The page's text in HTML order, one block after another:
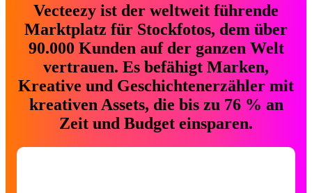
Vecteezy ist der weltweit führende
Marktplatz für Stockfotos, dem über
90.000 Kunden auf der ganzen Welt
vertrauen. Es befähigt Marken,
Kreative und Geschichtenerzähler mit
kreativen Assets, die bis zu 76 % an
Zeit und Budget einsparen.